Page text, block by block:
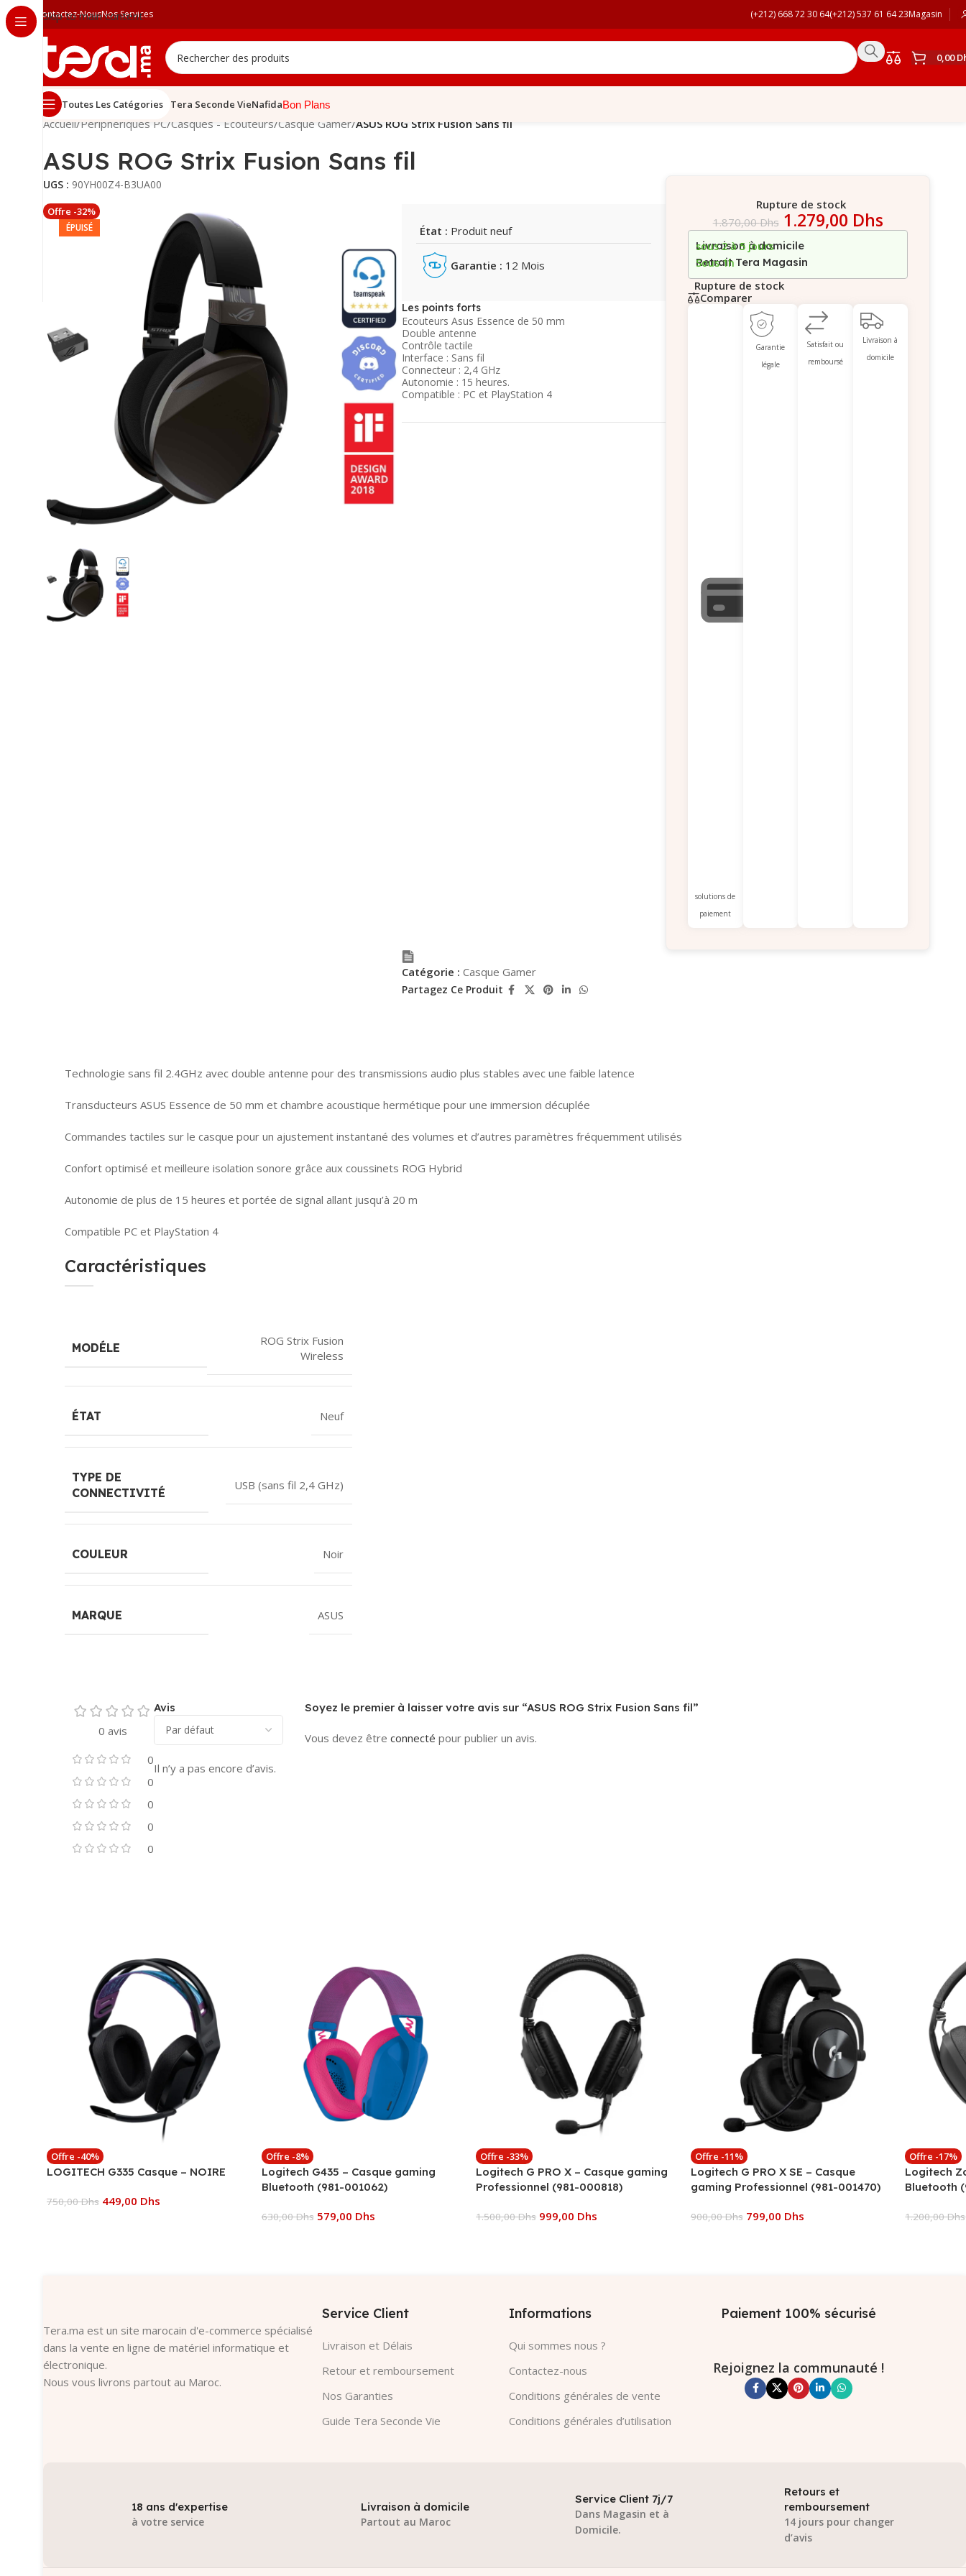
Skip to main content
Contactez-NousNos Services (+212) 668 72 30 64(+212) 537 61 64 23Magasin
0,00
Toutes Les Catégories Tera Seconde VieNafidaBon Plans
Accueil/Périphériques PC/Casques - Écouteurs/Casque Gamer/ASUS ROG Strix Fusion Sans fil
ASUS ROG Strix Fusion Sans fil
UGS : 90YH00Z4-B3UA00
Offre -32%
ÉPUISÉ État : Produit neuf
Garantie : 12 Mois
Les points forts
Ecouteurs Asus Essence de 50 mm
Double antenne
Contrôle tactile
Interface : Sans fil
Connecteur : 2,4 GHz
Autonomie : 15 heures.
Compatible : PC et PlayStation 4
Rupture de stock
1.870,00Dhs 1.279,00 Dhs
Livraison à domicile
sous 2 à 5 jours
Retrait Tera Magasin
Sous 1h
Rupture de stock
Comparer
solutions de
paiement
Garantie
légale
Satisfait ou
remboursé
Livraison à
domicile
Catégorie : Casque Gamer
Partagez Ce Produit
Technologie sans fil 2.4GHz avec double antenne pour des transmissions audio plus stables avec une faible latence
Transducteurs ASUS Essence de 50 mm et chambre acoustique hermétique pour une immersion décuplée
Commandes tactiles sur le casque pour un ajustement instantané des volumes et d’autres paramètres fréquemment utilisés
Confort optimisé et meilleure isolation sonore grâce aux coussinets ROG Hybrid
Autonomie de plus de 15 heures et portée de signal allant jusqu’à 20 m
Compatible PC et PlayStation 4
Caractéristiques
MODÉLE
ROG Strix Fusion
Wireless
ÉTAT Neuf
TYPE DE
CONNECTIVITÉ
USB (sans fil 2,4 GHz)
COULEUR Noir
MARQUE ASUS
0 avis
0
0
0
0
0
Avis
Il n’y a pas encore d’avis.
Soyez le premier à laisser votre avis sur “ASUS ROG Strix Fusion Sans fil”
Vous devez être connecté pour publier un avis.
Offre -40%
LOGITECH G335 Casque – NOIRE
750,00Dhs 449,00 Dhs
Offre -8%
Logitech G435 – Casque gaming
Bluetooth (981-001062)
630,00Dhs 579,00 Dhs
Offre -33%
Logitech G PRO X – Casque gaming
Professionnel (981-000818)
1.500,00Dhs 999,00 Dhs
Offre -11%
Logitech G PRO X SE – Casque
gaming Professionnel (981-001470)
900,00Dhs 799,00 Dhs
Offre -17%
Logitech
Bluetooth
1.200,00Dhs
Tera.ma est un site marocain d'e-commerce spécialisé
dans la vente en ligne de matériel informatique et
électronique.
Nous vous livrons partout au Maroc.
Service Client
Livraison et Délais
Retour et remboursement
Nos Garanties​
Guide Tera Seconde Vie
Informations
Qui sommes nous ?
Contactez-nous
Conditions générales de vente
Conditions générales d’utilisation
Paiement 100% sécurisé
Rejoignez la communauté !
18 ans d'expertise
à votre service
Livraison à domicile
Partout au Maroc
Service Client 7j/7
Dans Magasin et à
Domicile.
Retours et
remboursement
14 jours pour changer
d’avis